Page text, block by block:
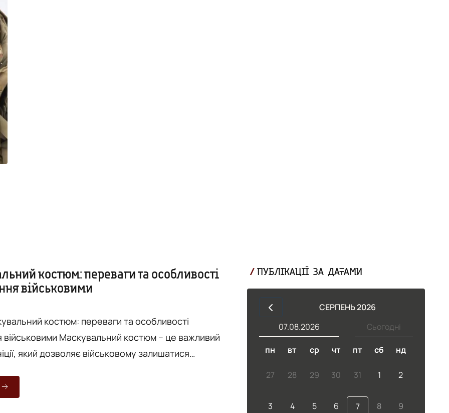
костюм: переваги та особливості
військовими
військовими Маскувальний костюм – це важливий
який дозволяє військовому залишатися
з навколишнім середовищем. Наприклад,
зимовий ЗСУ може зробити бійця практично
ПУБЛІКАЦІЇ ЗА ДАТАМИ
СЕРПЕНЬ 2026
Сьогодні
07.08.2026
пн вт ср чт пт сб нд
27 28 29 30 31 1 2
3 4 5 6 7 8 9